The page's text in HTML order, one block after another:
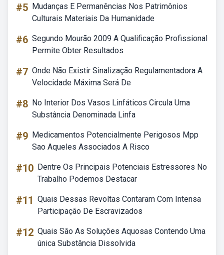
#5 Mudanças E Permanências Nos Patrimônios
Culturais Materiais Da Humanidade
#6 Segundo Mourão 2009 A Qualificação Profissional
Permite Obter Resultados
#7 Onde Não Existir Sinalização Regulamentadora A
Velocidade Máxima Será De
#8 No Interior Dos Vasos Linfáticos Circula Uma
Substância Denominada Linfa
#9 Medicamentos Potencialmente Perigosos Mpp
Sao Aqueles Associados A Risco
#10 Dentre Os Principais Potenciais Estressores No
Trabalho Podemos Destacar
#11 Quais Dessas Revoltas Contaram Com Intensa
Participação De Escravizados
#12 Quais São As Soluções Aquosas Contendo Uma
única Substância Dissolvida